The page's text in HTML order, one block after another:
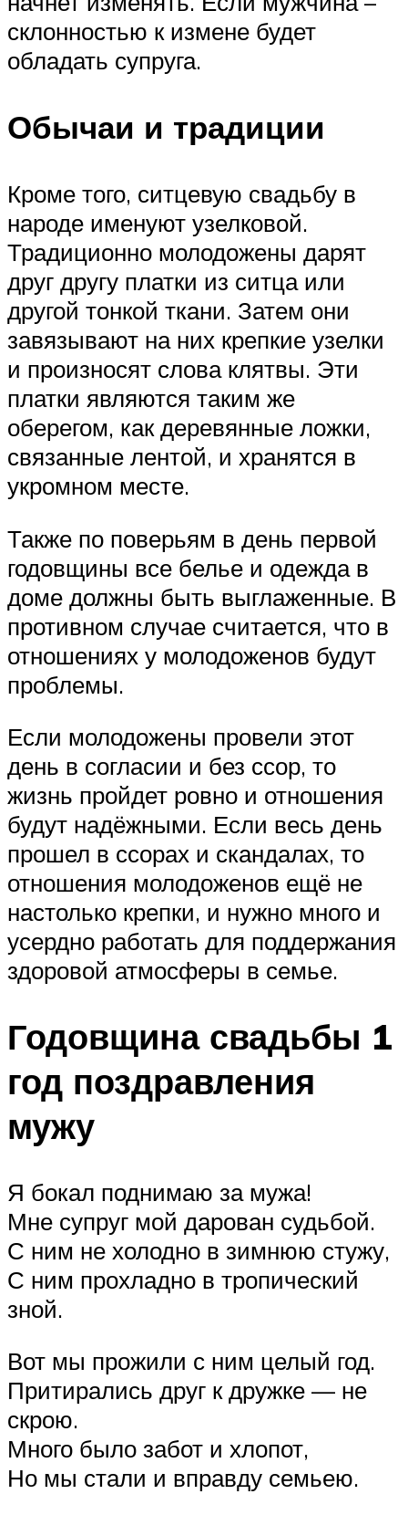
склонностью к измене будет
обладать супруга.
Обычаи и традиции
Кроме того, ситцевую свадьбу в
народе именуют узелковой.
Традиционно молодожены дарят
друг другу платки из ситца или
другой тонкой ткани. Затем они
завязывают на них крепкие узелки
и произносят слова клятвы. Эти
платки являются таким же
оберегом, как деревянные ложки,
связанные лентой, и хранятся в
укромном месте.
Также по поверьям в день первой
годовщины все белье и одежда в
доме должны быть выглаженные. В
противном случае считается, что в
отношениях у молодоженов будут
проблемы.
Если молодожены провели этот
день в согласии и без ссор, то
жизнь пройдет ровно и отношения
будут надёжными. Если весь день
прошел в ссорах и скандалах, то
отношения молодоженов ещё не
настолько крепки, и нужно много и
усердно работать для поддержания
здоровой атмосферы в семье.
Годовщина свадьбы 1
год поздравления
мужу
Я бокал поднимаю за мужа!
Мне супруг мой дарован судьбой.
С ним не холодно в зимнюю стужу,
С ним прохладно в тропический
зной.
Вот мы прожили с ним целый год.
Притирались друг к дружке — не
скрою.
Много было забот и хлопот,
Но мы стали и вправду семьею.